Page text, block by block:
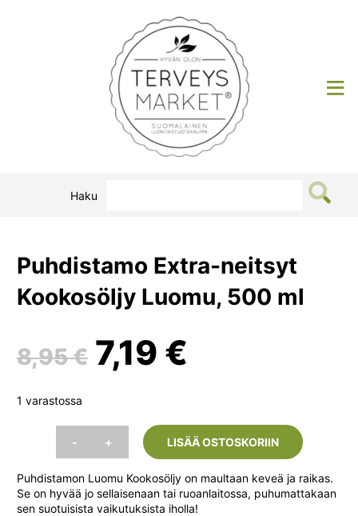
Terveysmarket
Haku
Puhdistamo Extra-neitsyt
Kookosöljy Luomu, 500 ml
8,95€ Alkuperäinen
oli:
8,95 €.
7,19 €
on:
7,19 €.
1 varastossa
-
Puhdistamo
Extra-
neitsyt
Kookosöljy
Luomu,
+ LISÄÄ OSTOSKORIIN
Puhdistamon Luomu Kookosöljy on maultaan keveä ja raikas.
Se on hyvää jo sellaisenaan tai ruoanlaitossa, puhumattakaan
sen suotuisista vaikutuksista iholla!